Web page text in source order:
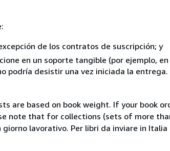
de los contratos de suscripción; y
en un soporte tangible (por ejemplo, en
podría desistir una vez iniciada la entrega.
are based on book weight. If your book
note that for collections (sets of more
lavorativo. Per libri da inviare in